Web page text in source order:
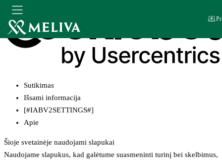
Sutikimas
Išsami informacija
[#IABV2SETTINGS#]
Apie
Šioje svetainėje naudojami slapukai
Naudojame slapukus, kad galėtume suasmeninti turinį bei skelbimus,